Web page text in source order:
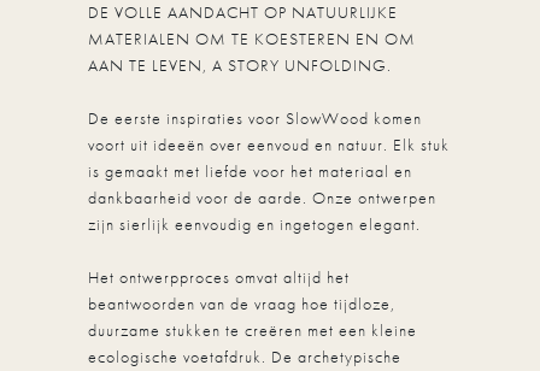
DE VOLLE AANDACHT OP NATUURLIJKE
MATERIALEN OM TE KOESTEREN EN OM
AAN TE LEVEN, A STORY UNFOLDING.
De eerste inspiraties voor SlowWood komen
voort uit ideeën over eenvoud en natuur. Elk stuk
is gemaakt met liefde voor het materiaal en
dankbaarheid voor de aarde. Onze ontwerpen
zijn sierlijk eenvoudig en ingetogen elegant.
Het ontwerpproces omvat altijd het
beantwoorden van de vraag hoe tijdloze,
duurzame stukken te creëren met een kleine
ecologische voetafdruk. De archetypische